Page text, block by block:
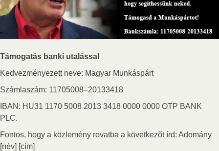
Támogatás banki utalással
Kedvezményezett neve: Magyar Munkáspárt
Számlaszám: 11705008–20133418
IBAN: HU31 1170 5008 2013 3418 0000 0000 OTP BANK
PLC.
Fontos, hogy a közlemény rovatba a következőt írd: Adomány
[név] [cím]